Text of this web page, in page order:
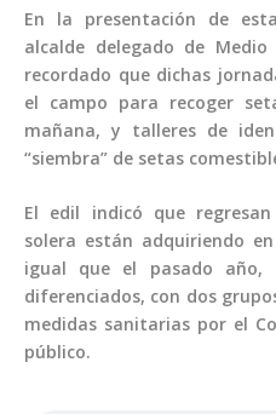
En la presentación de
alcalde delegado de
recordado que dichas
el campo para recoger
mañana, y talleres de
“siembra” de setas
El edil indicó que
solera están adquiriendo
igual que el pasado
diferenciados, con dos
medidas sanitarias por el
público.